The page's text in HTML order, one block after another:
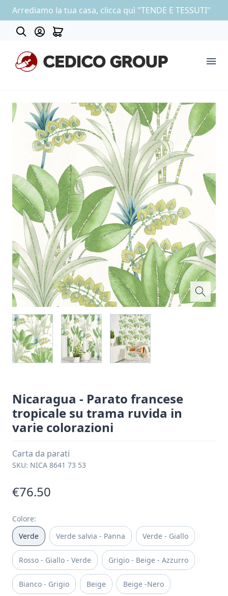
Arrediamo la tua casa, clicca quì "TENDE E TESSUTI"
COLLEZIONE CARTA DA PARATI
OUTLET
Nicaragua - Parato francese
tropicale su trama ruvida in
varie colorazioni
Carta da parati
SKU: NICA 8641 73 53
€76.50
Colore:
Verde
Verde salvia - Panna Verde - Giallo
Rosso - Giallo - Verde Grigio - Beige - Azzurro
Bianco - Grigio Beige Beige -Nero